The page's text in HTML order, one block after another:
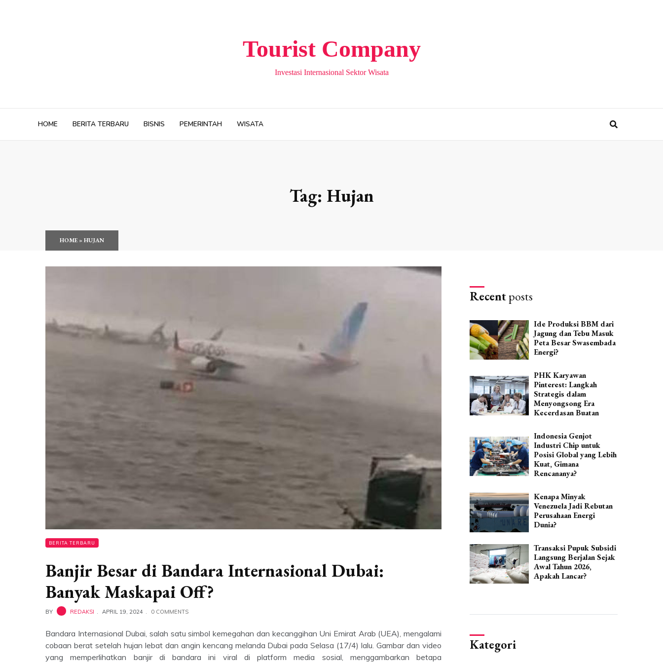
Tourist Company
Investasi Internasional Sektor Wisata
HOME BERITA TERBARU BISNIS PEMERINTAH WISATA
Tag: Hujan
HOME»HUJAN
BERITA TERBARU
Banjir Besar di Bandara Internasional Dubai:
Banyak Maskapai Off?
BY REDAKSI APRIL 19, 2024 0 COMMENTS
Bandara Internasional Dubai, salah satu simbol kemegahan dan kecanggihan Uni Emirat Arab (UEA), mengalami
cobaan berat setelah hujan lebat dan angin kencang melanda Dubai pada Selasa (17/4) lalu. Gambar dan video
yang memperlihatkan banjir di bandara ini viral di platform media sosial, menggambarkan betapa
Recentposts
Ide Produksi BBM dari
Jagung dan Tebu Masuk
Peta Besar Swasembada
Energi?
PHK Karyawan
Pinterest: Langkah
Strategis dalam
Menyongsong Era
Kecerdasan Buatan
Indonesia Genjot
Industri Chip untuk
Posisi Global yang Lebih
Kuat, Gimana
Rencananya?
Kenapa Minyak
Venezuela Jadi Rebutan
Perusahaan Energi
Dunia?
Transaksi Pupuk Subsidi
Langsung Berjalan Sejak
Awal Tahun 2026,
Apakah Lancar?
Kategori